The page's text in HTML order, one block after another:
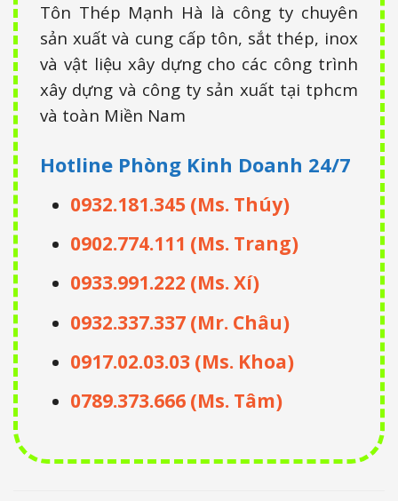
Tôn Thép Mạnh Hà là công ty chuyên
sản xuất và cung cấp tôn, sắt thép, inox
và vật liệu xây dựng cho các công trình
xây dựng và công ty sản xuất tại tphcm
và toàn Miền Nam
Hotline Phòng Kinh Doanh 24/7
0932.181.345 (Ms. Thúy)
0902.774.111 (Ms. Trang)
0933.991.222 (Ms. Xí)
0932.337.337 (Mr. Châu)
0917.02.03.03 (Ms. Khoa)
0789.373.666 (Ms. Tâm)